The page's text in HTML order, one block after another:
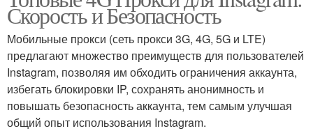
Скорость и Безопасность
Мобильные прокси (сеть прокси 3G, 4G, 5G и LTE)
предлагают множество преимуществ для пользователей
Instagram, позволяя им обходить ограничения аккаунта,
избегать блокировки IP, сохранять анонимность и
повышать безопасность аккаунта, тем самым улучшая
общий опыт использования Instagram.